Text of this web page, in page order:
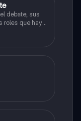
debate, sus
roles que hay,